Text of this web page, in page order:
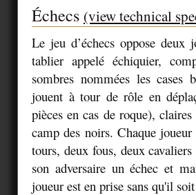
Échecs (view technical
Le jeu d’échecs oppose deux
tablier appelé échiquier,
sombres nommées les cases
jouent à tour de rôle en
pièces en cas de roque),
camp des noirs. Chaque
tours, deux fous, deux
son adversaire un échec et
joueur est en prise sans qu'il